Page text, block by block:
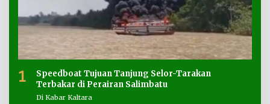
1
Speedboat Tujuan Tanjung Selor-Tarakan
Terbakar di Perairan Salimbatu
Di Kabar Kaltara